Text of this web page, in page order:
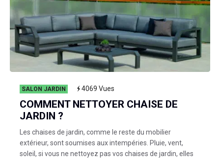
SALON JARDIN 4069 Vues
COMMENT NETTOYER CHAISE DE
JARDIN ?
Les chaises de jardin, comme le reste du mobilier
extérieur, sont soumises aux intempéries. Pluie, vent,
soleil, si vous ne nettoyez pas vos chaises de jardin, elles